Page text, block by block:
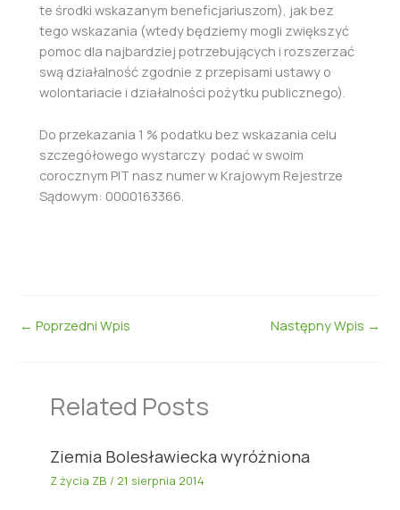
te środki wskazanym beneficjariuszom), jak bez
tego wskazania (wtedy będziemy mogli zwiększyć
pomoc dla najbardziej potrzebujących i rozszerzać
swą działalność zgodnie z przepisami ustawy o
wolontariacie i działalności pożytku publicznego).
Do przekazania 1 % podatku bez wskazania celu
szczegółowego wystarczy podać w swoim
corocznym PIT nasz numer w Krajowym Rejestrze
Sądowym: 0000163366.
← Poprzedni Wpis Następny Wpis →
Related Posts
Ziemia Bolesławiecka wyróżniona
Z życia ZB / 21 sierpnia 2014